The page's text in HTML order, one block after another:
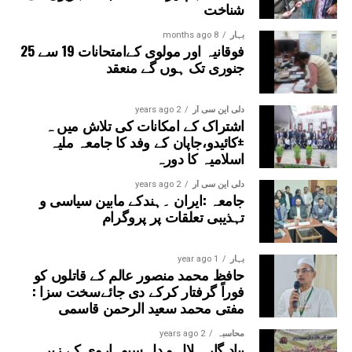
اپنے والدین کے بارے میں موجودہ معلومات بھی
فراہم کر سکتے ہیں، بشرطیکہ ان کے والدین کی
حالت میں ایس آئی آر پہلے ہی کرایا گیا ہو۔
شناخت
بہار 8 months ago
فوقانیہ اور مولوی کےامتحانات 19 سے 25
جنوری تک ہوں گے منعقد
دلی این سی آر 2 years ago
اشتراک کے امکانات کی تلاش میں ہ
±کائیدو،جاپان کے وفد کا جامعہ ملیہ
اسلامیہ کا دورہ
دلی این سی آر 2 years ago
جامعہ :ایران ۔ہندکے مابین سیاسی و
تہذیبی تعلقات پر پروگرام
بہار 1 year ago
حافظ محمد منصور عالم کے قاتلوں کو
فوراً گرفتار کرکے دی جائےسخت سزا :
مفتی محمد سعید الرحمن قاسمی
محاسبہ 2 years ago